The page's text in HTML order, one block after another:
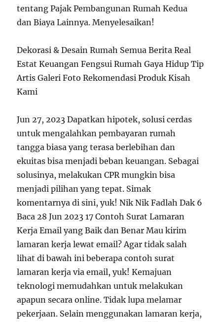
tentang Pajak Pembangunan Rumah Kedua
dan Biaya Lainnya. Menyelesaikan!
Dekorasi & Desain Rumah Semua Berita Real
Estat Keuangan Fengsui Rumah Gaya Hidup Tip
Artis Galeri Foto Rekomendasi Produk Kisah
Kami
Jun 27, 2023 Dapatkan hipotek, solusi cerdas
untuk mengalahkan pembayaran rumah
tangga biasa yang terasa berlebihan dan
ekuitas bisa menjadi beban keuangan. Sebagai
solusinya, melakukan CPR mungkin bisa
menjadi pilihan yang tepat. Simak
komentarnya di sini, yuk! Nik Nik Fadlah Dak 6
Baca 28 Jun 2023 17 Contoh Surat Lamaran
Kerja Email yang Baik dan Benar Mau kirim
lamaran kerja lewat email? Agar tidak salah
lihat di bawah ini beberapa contoh surat
lamaran kerja via email, yuk! Kemajuan
teknologi memudahkan untuk melakukan
apapun secara online. Tidak lupa melamar
pekerjaan. Selain menggunakan lamaran kerja,